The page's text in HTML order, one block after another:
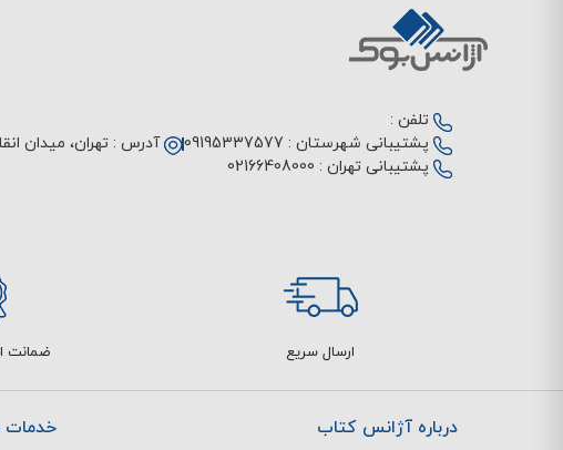
تلفن :
پشتیبانی شهرستان : 09195337577
پشتیبانی تهران : 02166408000
آدرس : تهران، میدان
ارسال سریع ضمانت
درباره آژانس کتاب خدمات